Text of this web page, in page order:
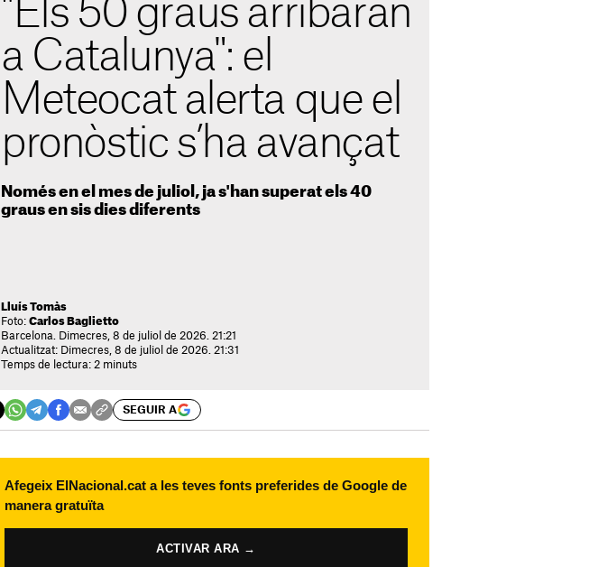
"Els 50 graus arribaran
a Catalunya": el
Meteocat alerta que el
pronòstic s’ha avançat
Només en el mes de juliol, ja s'han superat els 40
graus en sis dies diferents
Lluís Tomàs
Foto: Carlos Baglietto
Barcelona. Dimecres, 8 de juliol de 2026. 21:21
Actualitzat: Dimecres, 8 de juliol de 2026. 21:31
Temps de lectura: 2 minuts
SEGUIR A
Afegeix ElNacional.cat a les teves fonts preferides de Google de
manera gratuïta
ACTIVAR ARA →